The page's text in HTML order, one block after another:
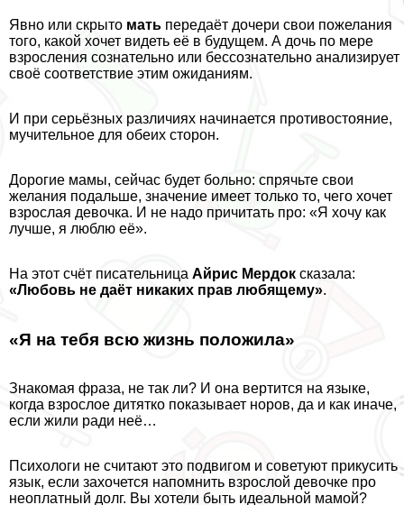
Явно или скрыто мать передаёт дочери свои пожелания
того, какой хочет видеть её в будущем. А дочь по мере
взросления сознательно или бессознательно анализирует
своё соответствие этим ожиданиям.
И при серьёзных различиях начинается противостояние,
мучительное для обеих сторон.
Дорогие мамы, сейчас будет больно: спрячьте свои
желания подальше, значение имеет только то, чего хочет
взрослая дeвoчка. И не надо причитать про: «Я хочу как
лучше, я люблю её».
На этот счёт писательница Айрис Мердок сказала:
«Любовь не даёт никаких прав любящему».
«Я на тебя всю жизнь положила»
Знакомая фраза, не так ли? И она вертится на языке,
когда взрослое дитятко показывает норов, да и как иначе,
если жили ради неё…
Психологи не считают это подвигом и советуют прикусить
язык, если захочется напомнить взрослой дeвoчке про
неоплатный долг. Вы хотели быть идеальной мамой?